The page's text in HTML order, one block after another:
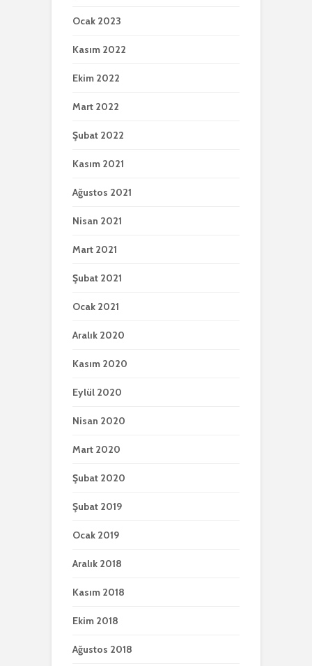
Ocak 2023
Kasım 2022
Ekim 2022
Mart 2022
Şubat 2022
Kasım 2021
Ağustos 2021
Nisan 2021
Mart 2021
Şubat 2021
Ocak 2021
Aralık 2020
Kasım 2020
Eylül 2020
Nisan 2020
Mart 2020
Şubat 2020
Şubat 2019
Ocak 2019
Aralık 2018
Kasım 2018
Ekim 2018
Ağustos 2018